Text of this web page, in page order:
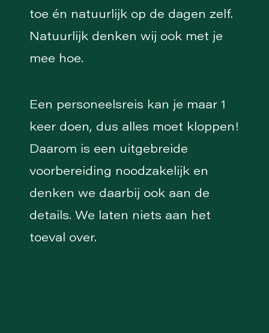
toe én natuurlijk op de dagen zelf.
Natuurlijk denken wij ook met je
mee hoe.
Een personeelsreis kan je maar 1
keer doen, dus alles moet kloppen!
Daarom is een uitgebreide
voorbereiding noodzakelijk en
denken we daarbij ook aan de
details. We laten niets aan het
toeval over.